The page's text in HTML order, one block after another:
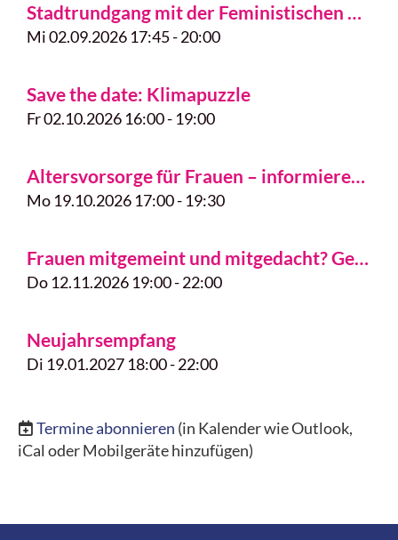
Stadtrundgang mit der Feministischen Geschichtswerkstatt Freiburg
Mi 02.09.2026 17:45 - 20:00
Save the date: Klimapuzzle
Fr 02.10.2026 16:00 - 19:00
Altersvorsorge für Frauen – informieren, verstehen, vorsorgen
Mo 19.10.2026 17:00 - 19:30
Frauen mitgemeint und mitgedacht? Gendergerechte Sprache im beruflichen Kontext
Do 12.11.2026 19:00 - 22:00
Neujahrsempfang
Di 19.01.2027 18:00 - 22:00
Termine abonnieren (in Kalender wie Outlook,
iCal oder Mobilgeräte hinzufügen)